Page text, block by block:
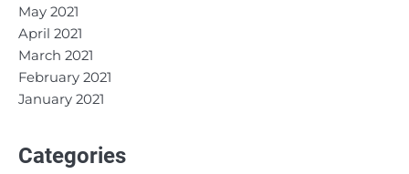
May 2021
April 2021
March 2021
February 2021
January 2021
Categories